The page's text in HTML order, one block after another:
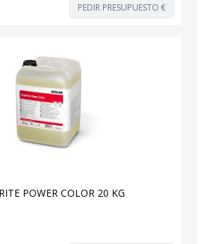
PEDIR PRESUPUESTO €
POWER COLOR 20 KG